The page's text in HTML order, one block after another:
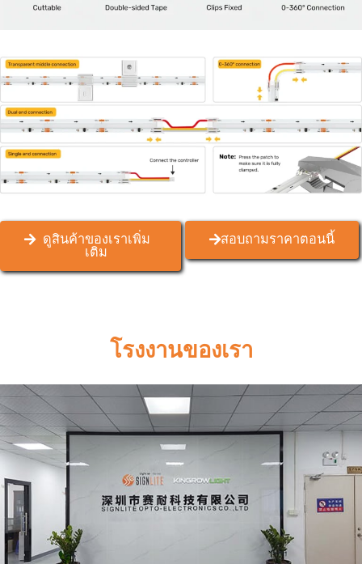
ดูสินค้าของเราเพิ่ม
เติม
สอบถามราคาตอนนี้
โรงงานของเรา